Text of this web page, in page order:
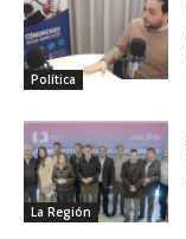
Política
La Región